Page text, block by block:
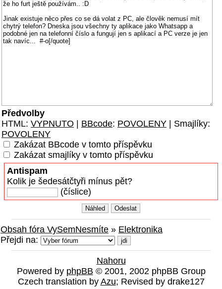
Předvolby
HTML: VYPNUTO BBcode: POVOLENY | Smajlíky:
POVOLENY
Zakázat BBcode v tomto příspěvku
Zakázat smajlíky v tomto příspěvku
Antispam
Kolik je šedesátčtyři mínus pět?
(číslice)
Obsah fóra VySemNesmíte » Elektronika
Přejdi na:
Nahoru
Powered by phpBB © 2001, 2002 phpBB Group
Czech translation by Azu; Revised by drake127